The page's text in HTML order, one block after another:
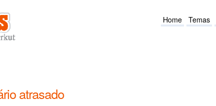
Home Temas
atrasado